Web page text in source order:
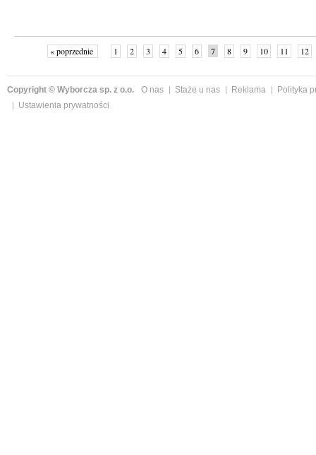
« poprzednie 1 2 3 4 5 6 7 8 9 10 11 12
Copyright © Wyborcza sp. z o.o. O nas Staże u nas Reklama
Polityka
Ustawienia prywatności